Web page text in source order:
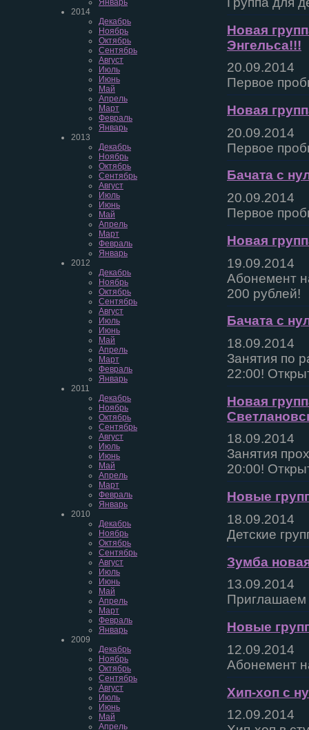
Январь
2014
Декабрь
Ноябрь
Октябрь
Сентябрь
Август
Июль
Июнь
Май
Апрель
Март
Февраль
Январь
2013
Декабрь
Ноябрь
Октябрь
Сентябрь
Август
Июль
Июнь
Май
Апрель
Март
Февраль
Январь
2012
Декабрь
Ноябрь
Октябрь
Сентябрь
Август
Июль
Июнь
Май
Апрель
Март
Февраль
Январь
2011
Декабрь
Ноябрь
Октябрь
Сентябрь
Август
Июль
Июнь
Май
Апрель
Март
Февраль
Январь
2010
Декабрь
Ноябрь
Октябрь
Сентябрь
Август
Июль
Июнь
Май
Апрель
Март
Февраль
Январь
2009
Декабрь
Ноябрь
Октябрь
Сентябрь
Август
Июль
Июнь
Май
Апрель
Новая
Энгельса!!!
20.09.2014
Первое
Новая
20.09.2014
Первое
Бачата с
20.09.2014
Первое
Новая
19.09.2014
Абонемент
200 рублей!
Бачата с
18.09.2014
Занятия по
22:00!
Новая
18.09.2014
Занятия
20:00!
Новые
18.09.2014
Детские
Зумба
13.09.2014
Приглашаем
Новые
12.09.2014
Абонемент
Хип-хоп с
12.09.2014